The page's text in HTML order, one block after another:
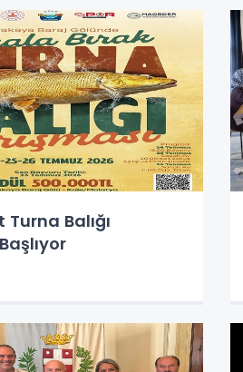
Turna Balığı